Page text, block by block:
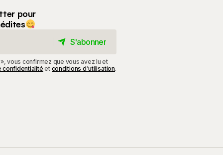
pour
S'abonner
vous confirmez que vous avez lu et
confidentialité et conditions d'utilisation.